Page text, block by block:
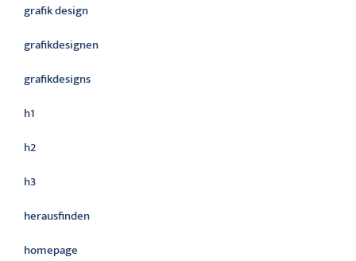
grafik design
grafikdesignen
grafikdesigns
h1
h2
h3
herausfinden
homepage